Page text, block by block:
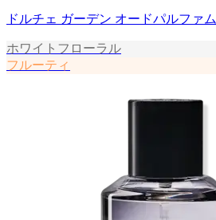
ドルチェ ガーデン オードパルファム
ホワイトフローラル
フルーティ